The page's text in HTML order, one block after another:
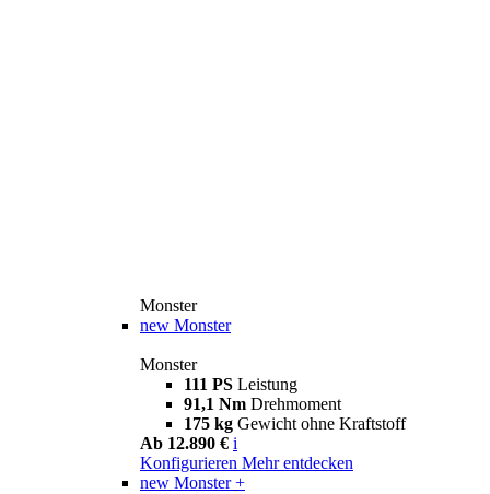
Monster
new Monster
Monster
111 PS Leistung
91,1 Nm Drehmoment
175 kg Gewicht ohne Kraftstoff
Ab 12.890 € i
Konfigurieren Mehr entdecken
new Monster +